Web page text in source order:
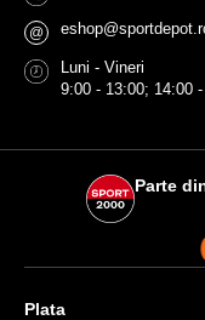
@
Luni - Vineri
9:00 - 13:00; 14:00
Parte
Plata